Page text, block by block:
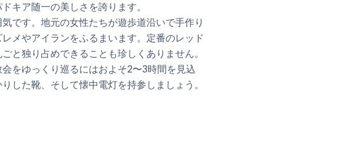
キア随一の美しさを誇ります。
です。地元の女性たちが遊歩道沿いで手作り
メやアイランをふるまいます。定番のレッド
と独り占めできることも珍しくありません。
をゆっくり巡るにはおよそ2〜3時間を見込
した靴、そして懐中電灯を持参しましょう。